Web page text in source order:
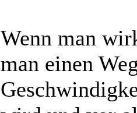
Wenn man
man einen